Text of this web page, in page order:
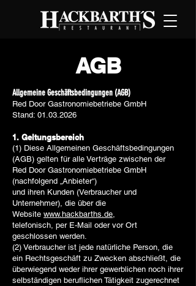
AGB
Allgemeine Geschäftsbedingungen (AGB)
Red Door Gastronomiebetriebe GmbH
Stand: 01.03.2026
1. Geltungsbereich
(1) Diese Allgemeinen Geschäftsbedingungen
(AGB) gelten für alle Verträge zwischen der
Red Door Gastronomiebetriebe GmbH
(nachfolgend „Anbieter“)
und ihren Kunden (Verbraucher und
Unternehmer), die über die
Website www.hackbarths.de,
telefonisch, per E-Mail oder vor Ort
geschlossen werden.
(2) Verbraucher ist jede natürliche Person, die
ein Rechtsgeschäft zu Zwecken abschließt, die
überwiegend weder ihrer gewerblichen noch ihrer
selbständigen beruflichen Tätigkeit zugerechnet